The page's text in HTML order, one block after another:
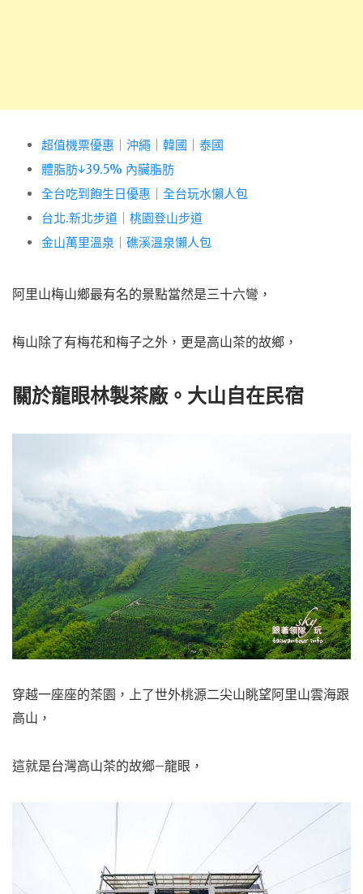
超值機票優惠 沖繩 韓國
泰國
體脂肪↓39.5% 內臟脂肪
全台吃到飽生日優惠
全台玩水懶人包
台北.新北步道
桃園登山步道
金山萬里溫泉
礁溪溫泉懶人包
阿里山梅山鄉最有名的景點當然是三十六彎，
梅山除了有梅花和梅子之外，更是高山茶的故鄉，
關於龍眼林製茶廠。大山自在民宿
穿越一座座的茶園，上了世外桃源二尖山眺望阿里山雲海跟
高山，
這就是台灣高山茶的故鄉–龍眼，